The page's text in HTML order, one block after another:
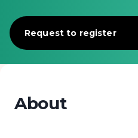
Request to register
About